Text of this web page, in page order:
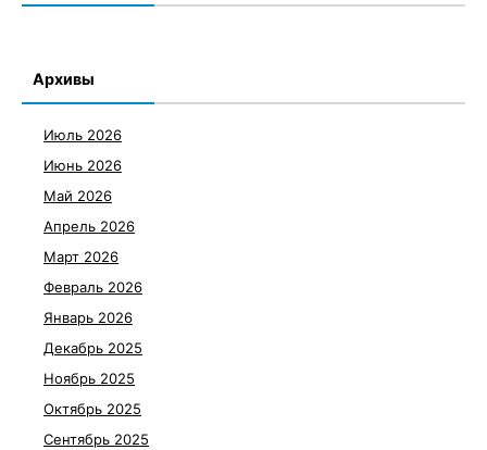
Архивы
Июль 2026
Июнь 2026
Май 2026
Апрель 2026
Март 2026
Февраль 2026
Январь 2026
Декабрь 2025
Ноябрь 2025
Октябрь 2025
Сентябрь 2025